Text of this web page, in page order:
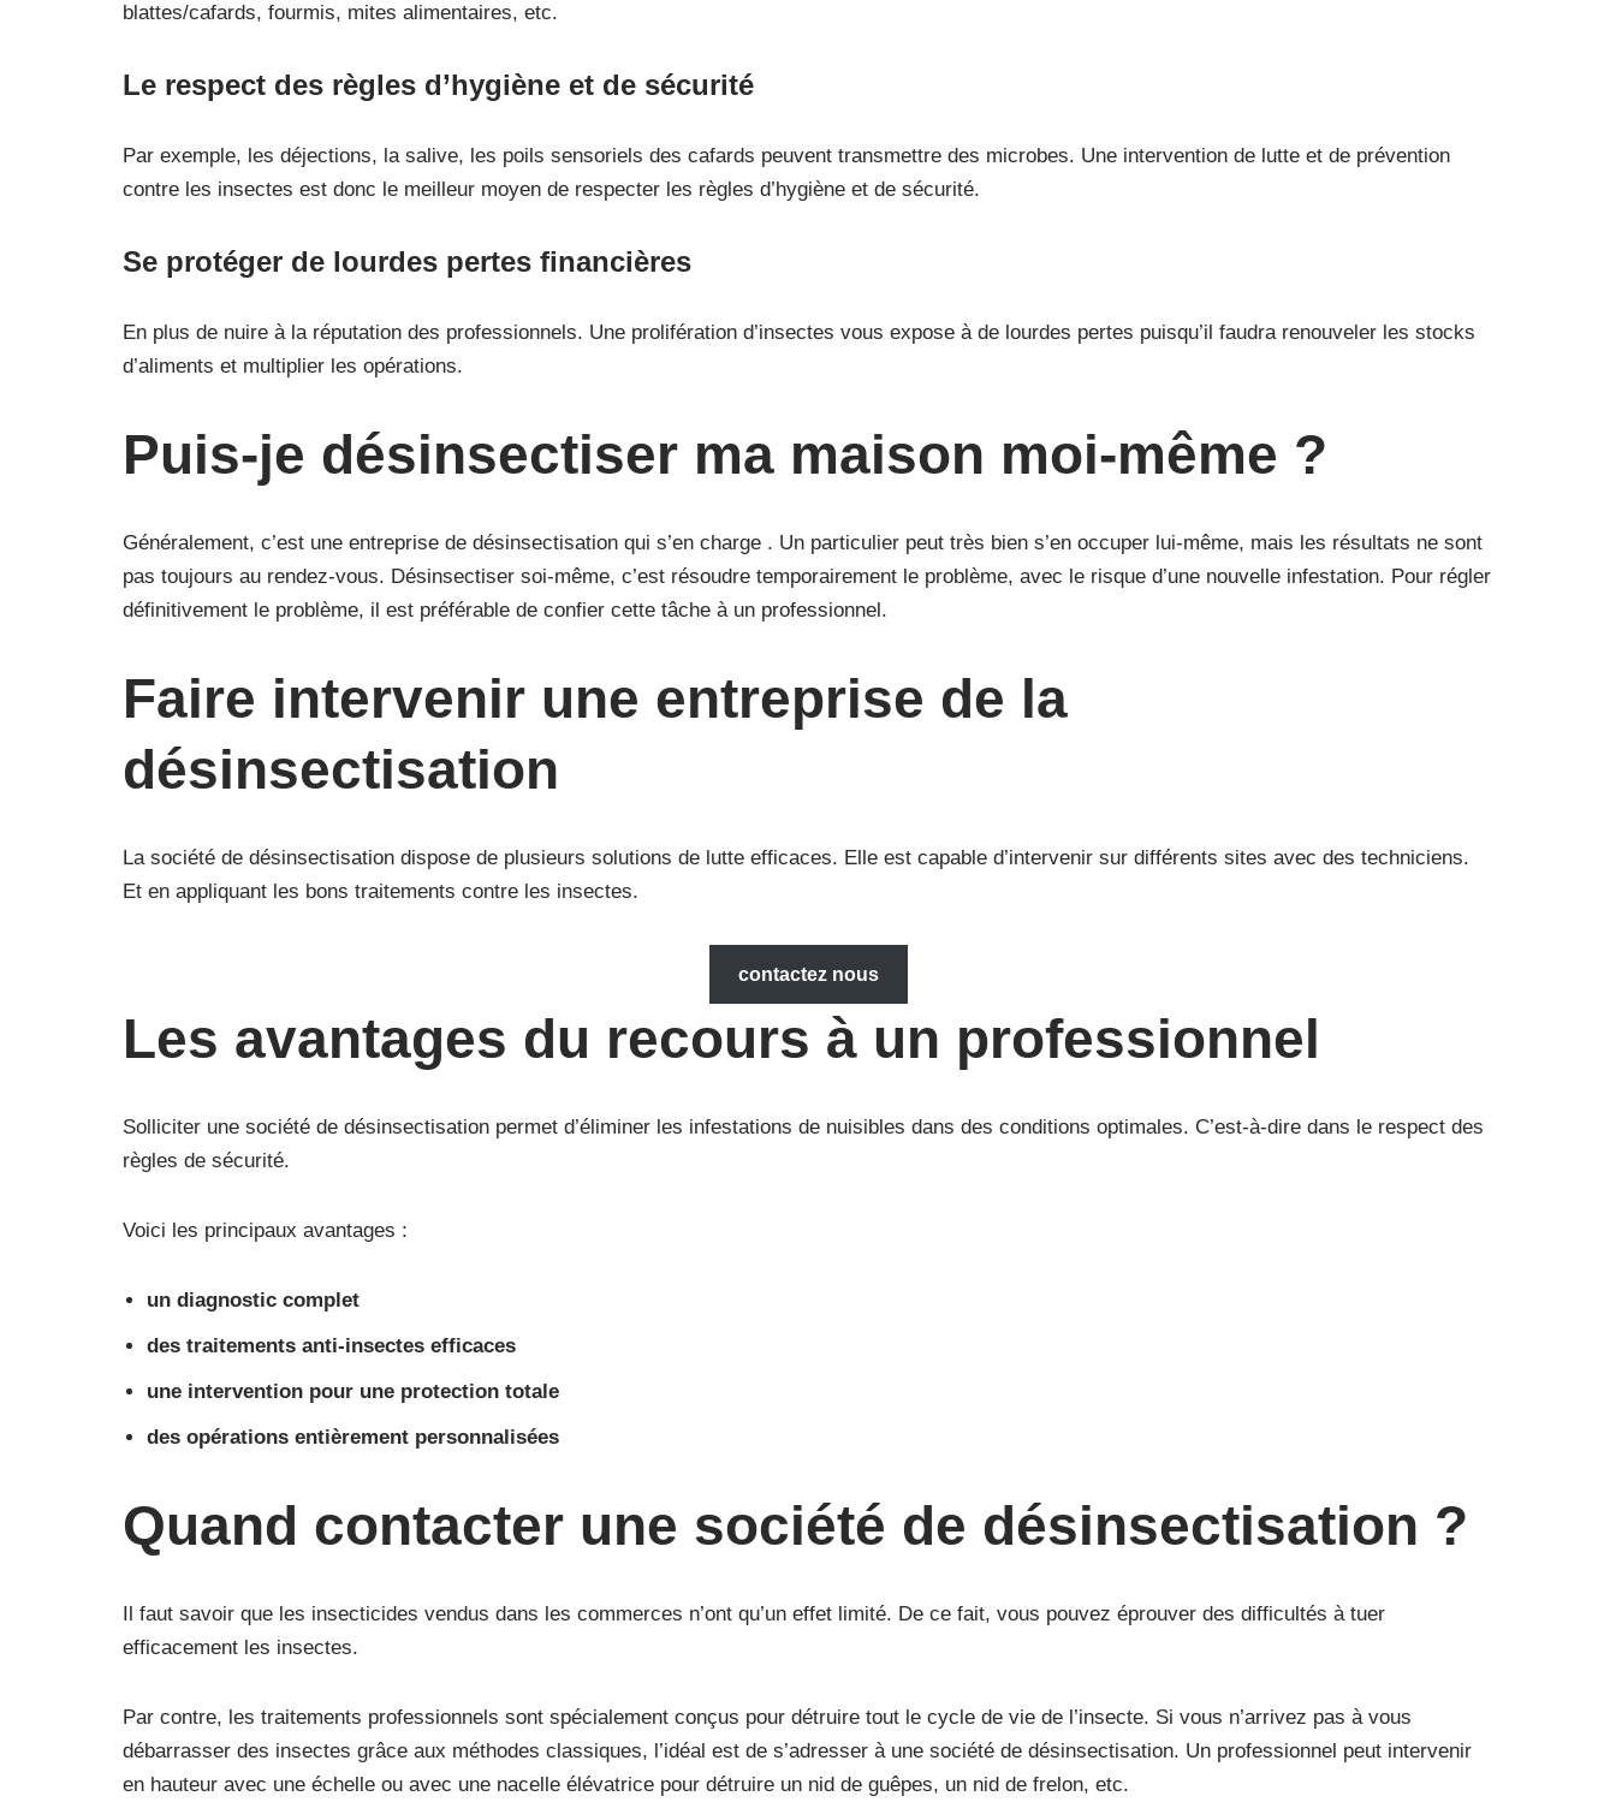
blattes/cafards, fourmis, mites alimentaires, etc.
Le respect des règles d’hygiène et de sécurité
Par exemple, les déjections, la salive, les poils sensoriels des cafards peuvent transmettre des microbes. Une intervention de lutte et de prévention
contre les insectes est donc le meilleur moyen de respecter les règles d’hygiène et de sécurité.
Se protéger de lourdes pertes financières
En plus de nuire à la réputation des professionnels. Une prolifération d’insectes vous expose à de lourdes pertes puisqu’il faudra renouveler les stocks
d’aliments et multiplier les opérations.
Puis-je désinsectiser ma maison moi-même ?
Généralement, c’est une entreprise de désinsectisation qui s’en charge . Un particulier peut très bien s’en occuper lui-même, mais les résultats ne sont
pas toujours au rendez-vous. Désinsectiser soi-même, c’est résoudre temporairement le problème, avec le risque d’une nouvelle infestation. Pour régler
définitivement le problème, il est préférable de confier cette tâche à un professionnel.
Faire intervenir une entreprise de la
désinsectisation
La société de désinsectisation dispose de plusieurs solutions de lutte efficaces. Elle est capable d’intervenir sur différents sites avec des techniciens.
Et en appliquant les bons traitements contre les insectes.
contactez nous
Les avantages du recours à un professionnel
Solliciter une société de désinsectisation permet d’éliminer les infestations de nuisibles dans des conditions optimales. C’est-à-dire dans le respect des
règles de sécurité.
Voici les principaux avantages :
un diagnostic complet
des traitements anti-insectes efficaces
une intervention pour une protection totale
des opérations entièrement personnalisées
Quand contacter une société de désinsectisation ?
Il faut savoir que les insecticides vendus dans les commerces n’ont qu’un effet limité. De ce fait, vous pouvez éprouver des difficultés à tuer
efficacement les insectes.
Par contre, les traitements professionnels sont spécialement conçus pour détruire tout le cycle de vie de l’insecte. Si vous n’arrivez pas à vous
débarrasser des insectes grâce aux méthodes classiques, l’idéal est de s’adresser à une société de désinsectisation. Un professionnel peut intervenir
en hauteur avec une échelle ou avec une nacelle élévatrice pour détruire un nid de guêpes, un nid de frelon, etc.